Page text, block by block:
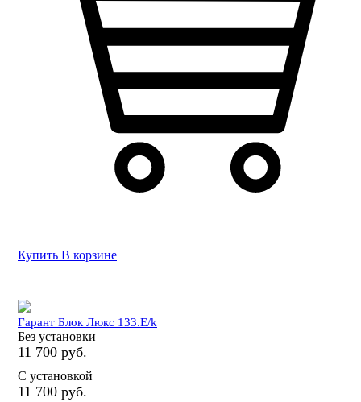
Купить В корзине
Гарант Блок Люкс 133.E/k
Без установки
11 700 руб.
С установкой
11 700 руб.